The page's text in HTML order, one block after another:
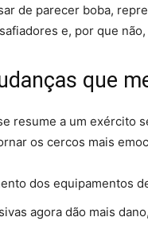
de parecer boba,
e, por que
que
resume a um exército
os cercos mais
dos equipamentos
agora dão mais